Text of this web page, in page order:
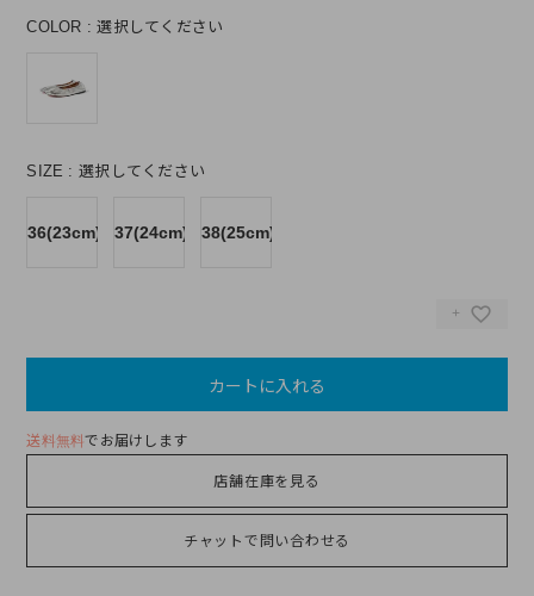
COLOR 選択してください
SIZE 選択してください
36(23cm) 37(24cm) 38(25cm)
カートに入れる
送料無料でお届けします
店舗在庫を見る
チャットで問い合わせる